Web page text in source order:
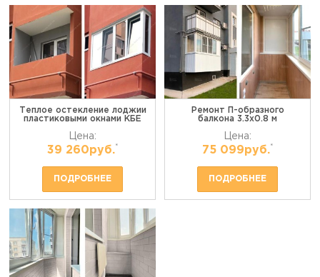
Теплое остекление лоджии
пластиковыми окнами КБЕ
Цена:
39 260руб.*
ПОДРОБНЕЕ
Ремонт П-образного
балкона 3.3х0.8 м
Цена:
75 099руб.*
ПОДРОБНЕЕ